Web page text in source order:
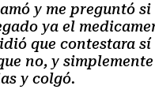
y me preguntó si
ya el
que contestara sí
no, y
y colgó.